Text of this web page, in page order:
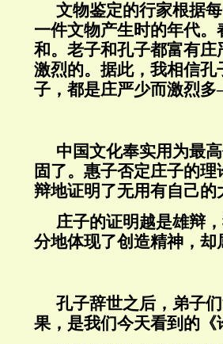
文物鉴定的行家根据
一件文物产生时的年代
和。老子和孔子都富有
激烈的。据此，我相信
子，都是庄严少而激烈
中国文化奉实用为最
固了。惠子否定庄子的
辩地证明了无用有自己的
庄子的证明越是雄辩
分地体现了创造精神，
孔子辞世之后，弟子
果，是我们今天看到的《